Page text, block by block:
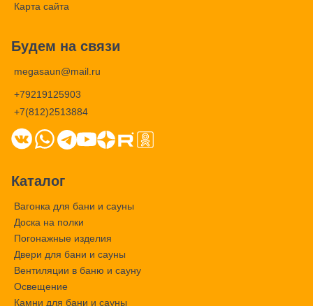
Карта сайта
Будем на связи
megasaun@mail.ru
+79219125903
+7(812)2513884
Каталог
Вагонка для бани и сауны
Доска на полки
Погонажные изделия
Двери для бани и сауны
Вентиляции в баню и сауну
Освещение
Камни для бани и сауны